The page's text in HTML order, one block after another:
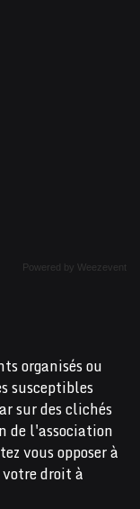
Powered by Weezevent
organisés ou
susceptibles
sur des clichés
de l'association
vous opposer à
droit à